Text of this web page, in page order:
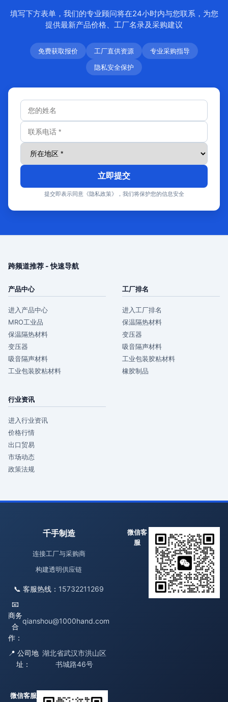
填写下方表单，我们的专业顾问将在24小时内与您联系，为您
提供最新产品价格、工厂名录及采购建议
免费获取报价 工厂直供资源
专业采购指导
隐私安全保护
立即提交
提交即表示同意《隐私政策》，我们将保护您的信息安全
跨频道推荐 - 快速导航
产品中心
进入产品中心
MRO工业品
保温隔热材料
变压器
吸音隔声材料
工业包装胶粘材料
工厂排名
进入工厂排名
保温隔热材料
变压器
吸音隔声材料
工业包装胶粘材料
橡胶制品
行业资讯
进入行业资讯
价格行情
出口贸易
市场动态
政策法规
千手制造
连接工厂与采购商
构建透明供应链
📞 客服热线： 15732211269
📧
商务
合
作：
qianshou@1000hand.com
📍 公司地
址：
湖北省武汉市洪山区
书城路46号
微信客
服
微信客服